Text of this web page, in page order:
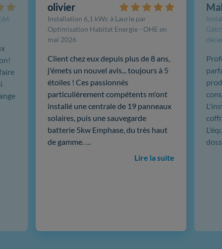
olivier
Installation 6,1 kWc à Laurie par
Optimisation Habitat Energie - OHE en
mai 2026
Client chez eux depuis plus de 8 ans,
j'émets un nouvel avis... toujours à 5
étoiles ! Ces passionnés
particulièrement compétents m'ont
installé une centrale de 19 panneaux
solaires, puis une sauvegarde
batterie 5kw Emphase, du très haut
de gamme. …
Lire la suite